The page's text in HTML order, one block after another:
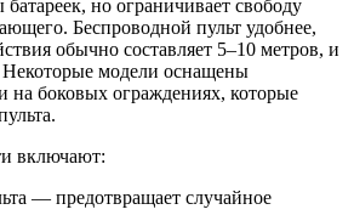
батареек, но ограничивает свободу
Беспроводной пульт удобнее,
обычно составляет 5–10 метров, и
Некоторые модели оснащены
на боковых ограждениях, которые
включают:
— предотвращает случайное